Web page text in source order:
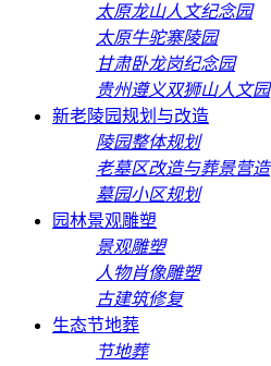
太原龙山人文纪念园
太原牛驼寨陵园
甘肃卧龙岗纪念园
贵州遵义双狮山人文园
新老陵园规划与改造
陵园整体规划
老墓区改造与葬景营造
墓园小区规划
园林景观雕塑
景观雕塑
人物肖像雕塑
古建筑修复
生态节地葬
节地葬